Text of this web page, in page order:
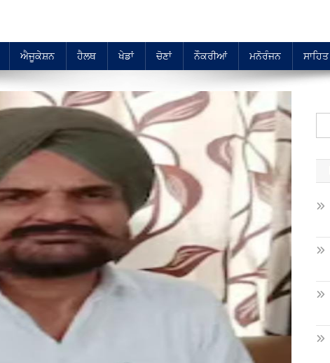
ਐਜੂਕੇਸ਼ਨ ਹੈਲਥ ਖੇਡਾਂ ਚੋਣਾਂ ਨੌਕਰੀਆਂ ਮਨੋਰੰਜਨ ਸਾਹਿਤ